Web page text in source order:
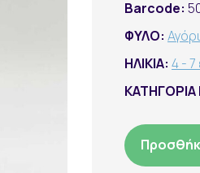
Barcode:
ΦΥΛΟ:
ΗΛΙΚΙΑ: 4 -
ΚΑΤΗΓΟΡΙΑ